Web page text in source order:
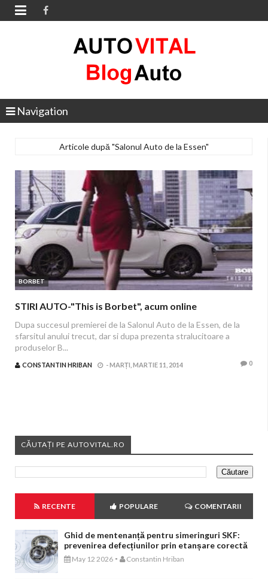

Navigation
Articole după "Salonul Auto de la Essen"
BORBET
STIRI AUTO-"This is Borbet", acum online
Dupa succesul premierei de la Salonul Auto de la Essen, de la
sfarsitul anului trecut, dar si dupa prezenta stralucitoare a
produselor B...
CONSTANTIN HRIBAN -MARȚI, MARTIE 11, 2014 0
CĂUTAȚI PE AUTOVITAL.RO
RECENTE POPULARE COMENTARII
Ghid de mentenanță pentru simeringuri SKF:
prevenirea defecțiunilor prin etanșare corectă
May 12 2026 - Constantin Hriban